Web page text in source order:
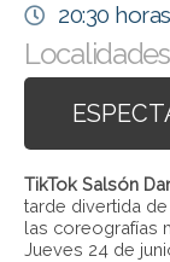
20:30 horas
TikTok Salsón
tarde divertida
las coreografías
Jueves 24 de